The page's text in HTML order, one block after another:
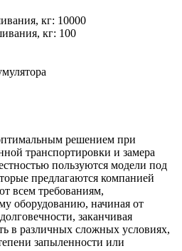
кг: 10000
кг: 100
решением при
транспортировки и замера
пользуются модели под
предлагаются компанией
всем требованиям,
оборудованию, начиная от
заканчивая
в различных сложных условиях,
запыленности или